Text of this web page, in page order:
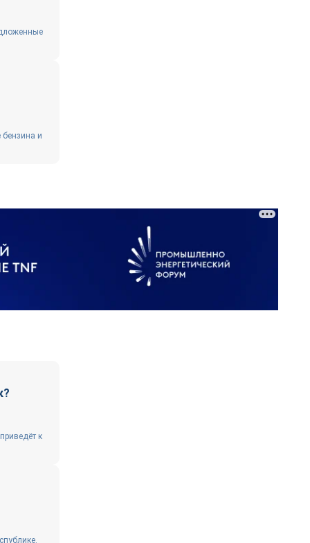
бензина и
к